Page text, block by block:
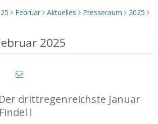
> Februar > Aktuelles > Presseraum > 2025 >
2025
drittregenreichste Januar
!